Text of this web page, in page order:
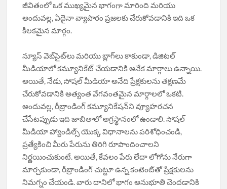
జీవితంలో ఒక ముఖ్యమైన భాగంగా మారింది మరియు
అందువల్ల, ఏదైనా వ్యాపారం ప్రజలకు చేరుకోవడానికి ఇది ఒక
కీలకమైన మార్గం.
న్యూస్ వెబ్‌సైట్‌లు మరియు బ్లాగ్‌లు కాకుండా, డిజిటల్
మీడియాలో కమ్యూనికేట్ చేయడానికి అనేక మార్గాలు ఉన్నాయి.
అయితే, నేడు, సోషల్ మీడియా అనేది ప్రేక్షకులను తక్షణమే
చేరుకోవడానికి అత్యంత వేగవంతమైన మార్గాలలో ఒకటి.
అందువల్ల, రీబ్రాండింగ్ కమ్యూనికేషన్‌ని వ్యూహరచన
చేసేటప్పుడు ఇది జాబితాలో అగ్రస్థానంలో ఉండాలి. సోషల్
మీడియా హ్యాండిల్స్ యొక్క విధానాలను పరిశోధించండి,
ప్రత్యేకించి మీరు పేరును తిరిగి రూపొందించాలని
నిర్ణయించుకుంటే. అయితే, కేవలం పేరు లేదా లోగోను నేరుగా
మార్చకుండా, రీబ్రాండింగ్ చుట్టూ ఉన్న కంటెంట్‌తో ప్రేక్షకులను
నిమగ్నం చేయండి. వారు దానిలో భాగం అనుభూతి చెందడానికి